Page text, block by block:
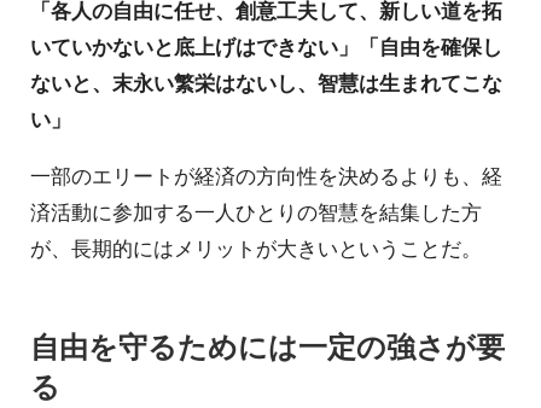
「各人の自由に任せ、創意工夫して、新しい道を拓
いていかないと底上げはできない」「自由を確保し
ないと、末永い繁栄はないし、智慧は生まれてこな
い」
一部のエリートが経済の方向性を決めるよりも、経
済活動に参加する一人ひとりの智慧を結集した方
が、長期的にはメリットが大きいということだ。
自由を守るためには一定の強さが要
る